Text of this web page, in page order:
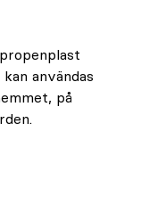
användas
på